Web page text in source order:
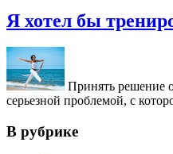
Я хотел бы
Принять решение
серьезной проблемой, с
В рубрике